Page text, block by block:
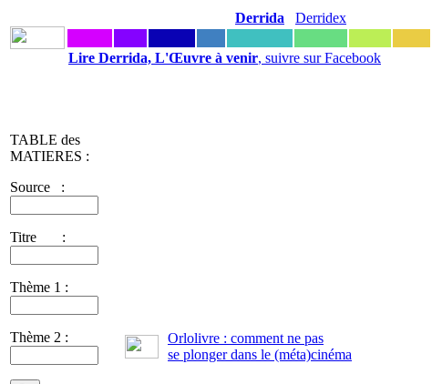
Derrida Derridex
Lire Derrida, L'Œuvre à venir, suivre sur Facebook
TABLE des
MATIERES :
Source :
Titre :
Thème 1 :
Thème 2 :
Orlolivre : comment ne pas
se plonger dans le (méta)cinéma